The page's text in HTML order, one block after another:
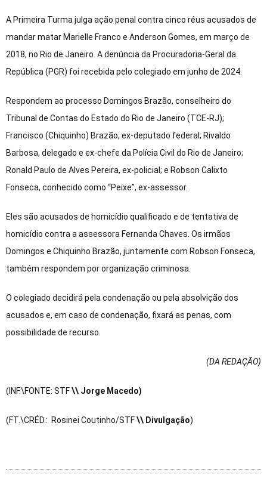
A Primeira Turma julga ação penal contra cinco réus acusados de
mandar matar Marielle Franco e Anderson Gomes, em março de
2018, no Rio de Janeiro. A denúncia da Procuradoria-Geral da
República (PGR) foi recebida pelo colegiado em junho de 2024.
Respondem ao processo Domingos Brazão, conselheiro do
Tribunal de Contas do Estado do Rio de Janeiro (TCE-RJ);
Francisco (Chiquinho) Brazão, ex-deputado federal; Rivaldo
Barbosa, delegado e ex-chefe da Polícia Civil do Rio de Janeiro;
Ronald Paulo de Alves Pereira, ex-policial; e Robson Calixto
Fonseca, conhecido como “Peixe”, ex-assessor.
Eles são acusados de homicídio qualificado e de tentativa de
homicídio contra a assessora Fernanda Chaves. Os irmãos
Domingos e Chiquinho Brazão, juntamente com Robson Fonseca,
também respondem por organização criminosa.
O colegiado decidirá pela condenação ou pela absolvição dos
acusados e, em caso de condenação, fixará as penas, com
possibilidade de recurso.
(DA REDAÇÃO)
(INF.\FONTE: STF\\ Jorge Macedo)
(FT.\CRÉD.: Rosinei Coutinho/STF\\ Divulgação)